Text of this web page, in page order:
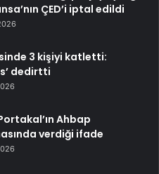
ÇED’i iptal edildi
3 kişiyi katletti:
dedirtti
Ahbap
verdiği ifade